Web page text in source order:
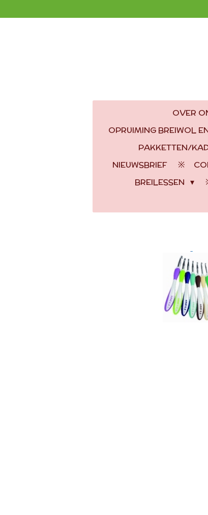
direct
OVER
OPRUIMING BREIWOL
PAKKETTEN/
NIEUWSBRIEF
BREILESSEN